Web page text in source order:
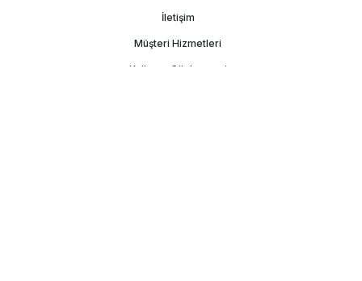
İletişim
Müşteri Hizmetleri
Kullanım Sözleşmesi